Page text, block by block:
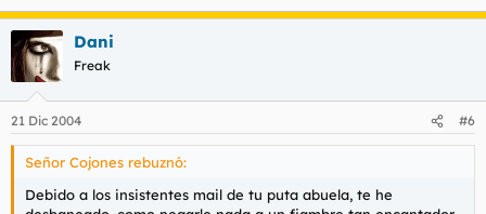
Dani
Freak
21 Dic 2004 #6
Señor Cojones rebuznó:
Debido a los insistentes mail de tu puta abuela, te he